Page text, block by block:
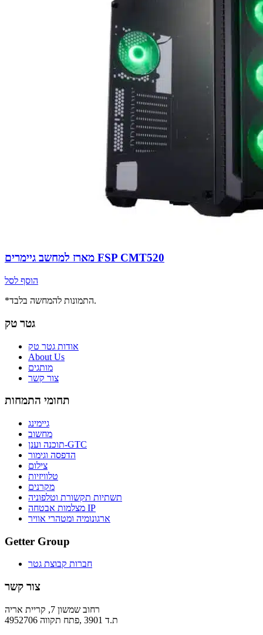
מארז למחשב גיימרים FSP CMT520
הוסף לסל
*התמונות להמחשה בלבד.
גטר טק
אודות גטר טק
About Us
מותגים
צור קשר
תחומי התמחות
גיימינג
מחשוב
תוכנה וענן-GTC
הדפסה וגימור
צילום
טלוויזיות
מקרנים
תשתיות תקשורת וטלפוניה
מצלמות אבטחה IP
ארגונומיה ומטהרי אוויר
Getter Group
חברות קבוצת גטר
צור קשר
רחוב שמשון 7, קריית אריה
ת.ד 3901 ,פתח תקווה 4952706